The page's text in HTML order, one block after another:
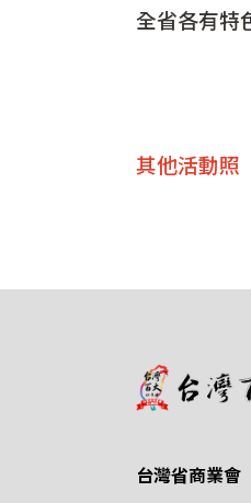
全省各有特
其他活動照
台灣省商業會